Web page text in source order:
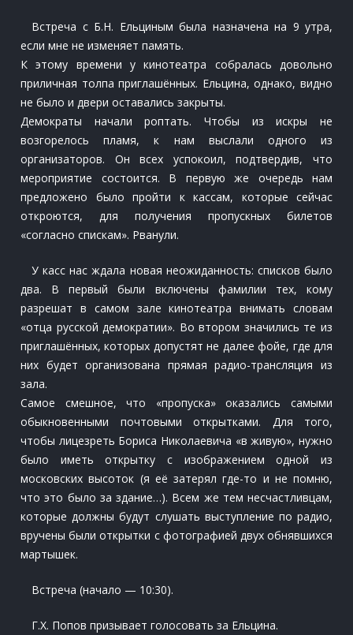
Встреча с Б.Н. Ельциным была назначена на 9 утра,
если мне не изменяет память.
К этому времени у кинотеатра собралась довольно
приличная толпа приглашённых. Ельцина, однако, видно
не было и двери оставались закрыты.
Демократы начали роптать. Чтобы из искры не
возгорелось пламя, к нам выслали одного из
организаторов. Он всех успокоил, подтвердив, что
мероприятие состоится. В первую же очередь нам
предложено было пройти к кассам, которые сейчас
откроются, для получения пропускных билетов
«согласно спискам». Рванули.
У касс нас ждала новая неожиданность: списков было
два. В первый были включены фамилии тех, кому
разрешат в самом зале кинотеатра внимать словам
«отца русской демократии». Во втором значились те из
приглашённых, которых допустят не далее фойе, где для
них будет организована прямая радио-трансляция из
зала.
Самое смешное, что «пропуска» оказались самыми
обыкновенными почтовыми открытками. Для того,
чтобы лицезреть Бориса Николаевича «в живую», нужно
было иметь открытку с изображением одной из
московских высоток (я её затерял где-то и не помню,
что это было за здание…). Всем же тем несчастливцам,
которые должны будут слушать выступление по радио,
вручены были открытки с фотографией двух обнявшихся
мартышек.
Встреча (начало — 10:30).
Г.Х. Попов призывает голосовать за Ельцина.